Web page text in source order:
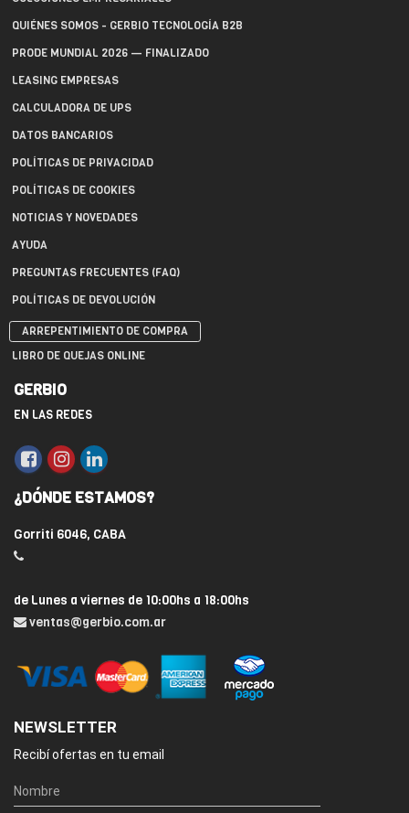
QUIÉNES SOMOS - GERBIO TECNOLOGÍA B2B
PRODE MUNDIAL 2026 — FINALIZADO
LEASING EMPRESAS
CALCULADORA DE UPS
DATOS BANCARIOS
POLÍTICAS DE PRIVACIDAD
POLÍTICAS DE COOKIES
NOTICIAS Y NOVEDADES
AYUDA
PREGUNTAS FRECUENTES (FAQ)
POLÍTICAS DE DEVOLUCIÓN
ARREPENTIMIENTO DE COMPRA
LIBRO DE QUEJAS ONLINE
GERBIO
EN LAS REDES
¿DÓNDE ESTAMOS?
Gorriti 6046, CABA
de Lunes a viernes de 10:00hs a 18:00hs
ventas@gerbio.com.ar
NEWSLETTER
Recibí ofertas en tu email